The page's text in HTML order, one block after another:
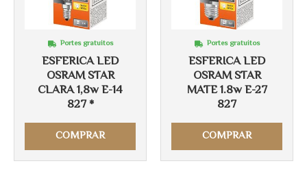
ESFERICA LED
OSRAM STAR
CLARA 1,8w E-14
827 *
Portes gratuitos
COMPRAR
ESFERICA LED
OSRAM STAR
MATE 1.8w E-27
827
Portes gratuitos
COMPRAR
Más info